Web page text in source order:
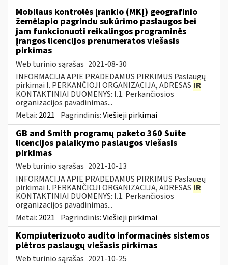
Mobilaus kontrolės įrankio (MKĮ) geografinio
žemėlapio pagrindu sukūrimo paslaugos bei
jam funkcionuoti reikalingos programinės
įrangos licencijos prenumeratos viešasis
pirkimas
Web turinio sąrašas 2021-08-30
INFORMACIJA APIE PRADEDAMUS PIRKIMUS Paslaugų
pirkimai I. PERKANČIOJI ORGANIZACIJA, ADRESAS IR
KONTAKTINIAI DUOMENYS: I.1. Perkančiosios
organizacijos pavadinimas...
Metai: 2021 Pagrindinis:Viešieji pirkimai
GB and Smith programų paketo 360 Suite
licencijos palaikymo paslaugos viešasis
pirkimas
Web turinio sąrašas 2021-10-13
INFORMACIJA APIE PRADEDAMUS PIRKIMUS Paslaugų
pirkimai I. PERKANČIOJI ORGANIZACIJA, ADRESAS IR
KONTAKTINIAI DUOMENYS: I.1. Perkančiosios
organizacijos pavadinimas...
Metai: 2021 Pagrindinis:Viešieji pirkimai
Kompiuterizuoto audito informacinės sistemos
plėtros paslaugų viešasis pirkimas
Web turinio sąrašas 2021-10-25